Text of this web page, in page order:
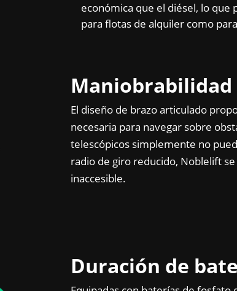
económica que el diésel, lo
para flotas de alquiler como
Maniobrabilidad
El diseño de brazo articulado
necesaria para navegar sobre
telescópicos simplemente no
radio de giro reducido, Noblelift
inaccesible.
Duración de